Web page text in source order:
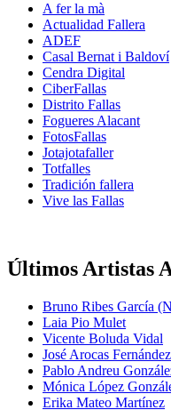
A fer la mà
Actualidad Fallera
ADEF
Casal Bernat i Baldoví
Cendra Digital
CiberFallas
Distrito Fallas
Fogueres Alacant
FotosFallas
Jotajotafaller
Totfalles
Tradición fallera
Vive las Fallas
Últimos Artistas
Bruno Ribes García
Laia Pio Mulet
Vicente Boluda Vidal
José Arocas Fernández
Pablo Andreu
Mónica López
Erika Mateo Martínez